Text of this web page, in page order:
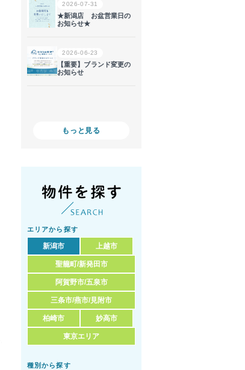
もっと見る
エリアから探す
新潟市 上越市
聖籠町/新発田市
阿賀野市/五泉市
三条市/燕市/見附市
柏崎市 妙高市
東京エリア
種別から探す